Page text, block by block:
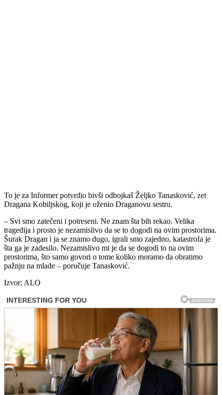
To je za Informer potvrdio bivši odbojkaš Željko Tanasković, zet
Dragana Kobiljskog, koji je oženio Draganovu sestru.
– Svi smo zatečeni i potreseni. Ne znam šta bih rekao. Velika
tragedija i prosto je nezamislivo da se to dogodi na ovim prostorima.
Šurak Dragan i ja se znamo dugo, igrali smo zajedno, katastrofa je
šta ga je zadesilo. Nezamislivo mi je da se dogodi to na ovim
prostorima, što samo govori o tome koliko moramo da obratimo
pažnju na mlade – poručuje Tanasković.
Izvor: ALO